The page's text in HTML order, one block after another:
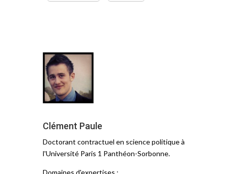
Clément Paule
Doctorant contractuel en science politique à
l'Université Paris 1 Panthéon-Sorbonne.
Domaines d'expertises :